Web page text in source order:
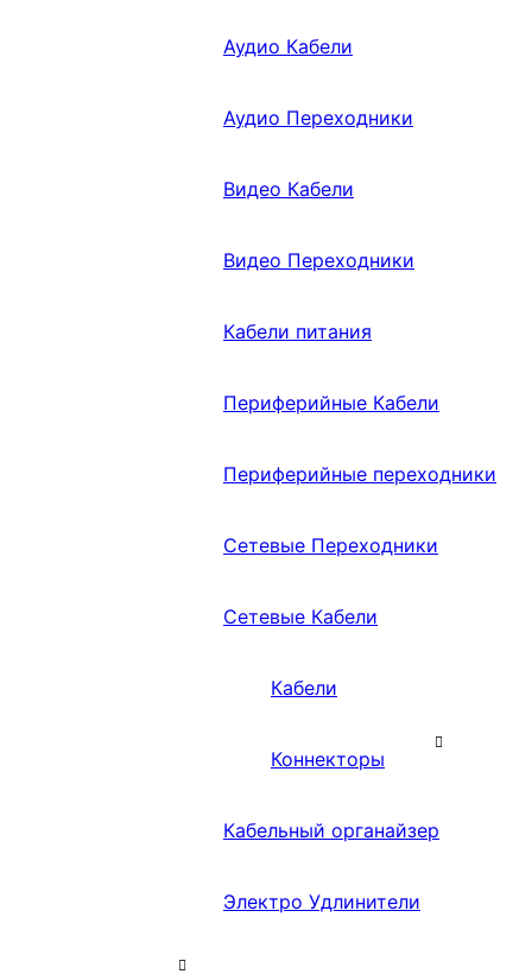
Аудио Кабели
Аудио Переходники
Видео Кабели
Видео Переходники
Кабели питания
Периферийные Кабели
Периферийные переходники
Сетевые Переходники
Сетевые Кабели
Кабели
Коннекторы
Кабельный органайзер
Электро Удлинители